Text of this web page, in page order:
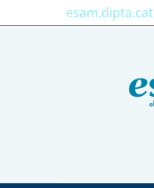
esam.dipta.cat